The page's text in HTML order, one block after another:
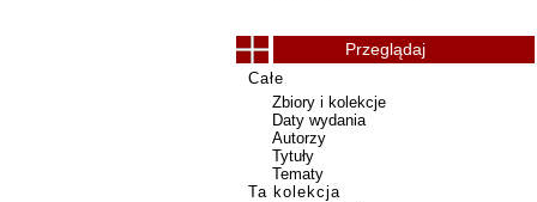
Przeglądaj
Całe
Zbiory i kolekcje
Daty wydania
Autorzy
Tytuły
Tematy
Ta kolekcja